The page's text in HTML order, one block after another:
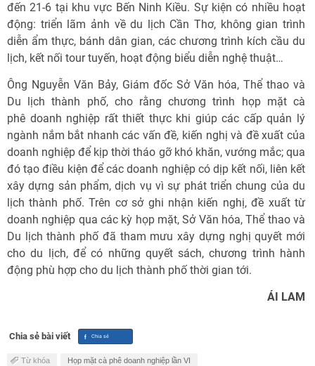
đến 21-6 tại khu vực Bến Ninh Kiều. Sự kiện có nhiều hoạt
động: triển lãm ảnh về du lịch Cần Thơ, không gian trình
diễn ẩm thực, bánh dân gian, các chương trình kích cầu du
lịch, kết nối tour tuyến, hoạt động biểu diễn nghệ thuật…
Ông Nguyễn Văn Bảy, Giám đốc Sở Văn hóa, Thể thao và
Du lịch thành phố, cho rằng chương trình họp mặt cà
phê doanh nghiệp rất thiết thực khi giúp các cấp quản lý
ngành nắm bắt nhanh các vấn đề, kiến nghị và đề xuất của
doanh nghiệp để kịp thời tháo gỡ khó khăn, vướng mắc; qua
đó tạo điều kiện để các doanh nghiệp có dịp kết nối, liên kết
xây dựng sản phẩm, dịch vụ vì sự phát triển chung của du
lịch thành phố. Trên cơ sở ghi nhận kiến nghị, đề xuất từ
doanh nghiệp qua các kỳ họp mặt, Sở Văn hóa, Thể thao và
Du lịch thành phố đã tham mưu xây dựng nghị quyết mới
cho du lịch, để có những quyết sách, chương trình hành
động phù hợp cho du lịch thành phố thời gian tới.
ÁI LAM
Chia sẻ bài viết
Từ khóa Họp mặt cà phê doanh nghiệp lần VI